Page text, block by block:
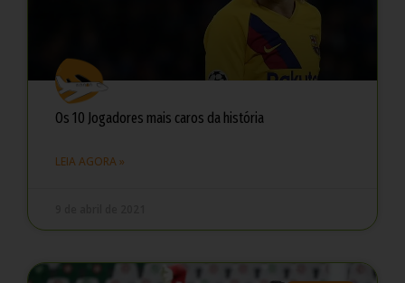
Os 10 Jogadores mais caros da história
LEIA AGORA »